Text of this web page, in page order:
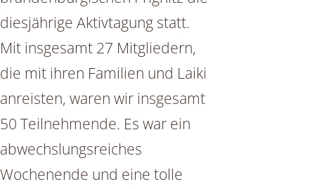
diesjährige Aktivtagung statt.
Mit insgesamt 27 Mitgliedern,
die mit ihren Familien und Laiki
anreisten, waren wir insgesamt
50 Teilnehmende. Es war ein
abwechslungsreiches
Wochenende und eine tolle